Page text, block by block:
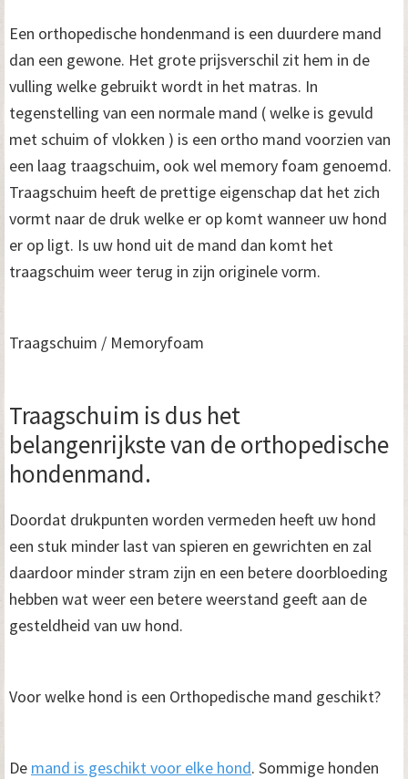
Een orthopedische hondenmand is een duurdere mand
dan een gewone. Het grote prijsverschil zit hem in de
vulling welke gebruikt wordt in het matras. In
tegenstelling van een normale mand ( welke is gevuld
met schuim of vlokken ) is een ortho mand voorzien van
een laag traagschuim, ook wel memory foam genoemd.
Traagschuim heeft de prettige eigenschap dat het zich
vormt naar de druk welke er op komt wanneer uw hond
er op ligt. Is uw hond uit de mand dan komt het
traagschuim weer terug in zijn originele vorm.
Traagschuim / Memoryfoam
Traagschuim is dus het
belangenrijkste van de orthopedische
hondenmand.
Doordat drukpunten worden vermeden heeft uw hond
een stuk minder last van spieren en gewrichten en zal
daardoor minder stram zijn en een betere doorbloeding
hebben wat weer een betere weerstand geeft aan de
gesteldheid van uw hond.
Voor welke hond is een Orthopedische mand geschikt?
De mand is geschikt voor elke hond. Sommige honden